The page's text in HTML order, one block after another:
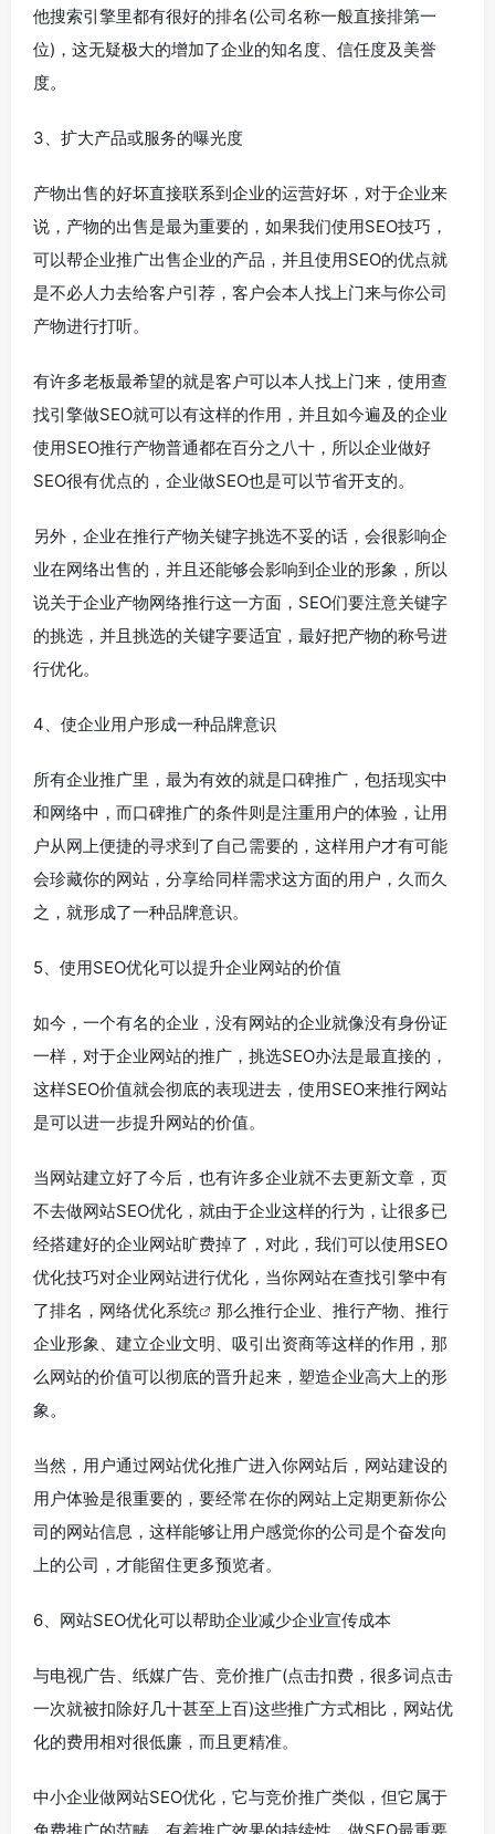
他搜索引擎里都有很好的排名(公司名称一般直接排第一
位)，这无疑极大的增加了企业的知名度、信任度及美誉
度。
3、扩大产品或服务的曝光度
产物出售的好坏直接联系到企业的运营好坏，对于企业来
说，产物的出售是最为重要的，如果我们使用SEO技巧，
可以帮企业推广出售企业的产品，并且使用SEO的优点就
是不必人力去给客户引荐，客户会本人找上门来与你公司
产物进行打听。
有许多老板最希望的就是客户可以本人找上门来，使用查
找引擎做SEO就可以有这样的作用，并且如今遍及的企业
使用SEO推行产物普通都在百分之八十，所以企业做好
SEO很有优点的，企业做SEO也是可以节省开支的。
另外，企业在推行产物关键字挑选不妥的话，会很影响企
业在网络出售的，并且还能够会影响到企业的形象，所以
说关于企业产物网络推行这一方面，SEO们要注意关键字
的挑选，并且挑选的关键字要适宜，最好把产物的称号进
行优化。
4、使企业用户形成一种品牌意识
所有企业推广里，最为有效的就是口碑推广，包括现实中
和网络中，而口碑推广的条件则是注重用户的体验，让用
户从网上便捷的寻求到了自己需要的，这样用户才有可能
会珍藏你的网站，分享给同样需求这方面的用户，久而久
之，就形成了一种品牌意识。
5、使用SEO优化可以提升企业网站的价值
如今，一个有名的企业，没有网站的企业就像没有身份证
一样，对于企业网站的推广，挑选SEO办法是最直接的，
这样SEO价值就会彻底的表现进去，使用SEO来推行网站
是可以进一步提升网站的价值。
当网站建立好了今后，也有许多企业就不去更新文章，页
不去做网站SEO优化，就由于企业这样的行为，让很多已
经搭建好的企业网站旷费掉了，对此，我们可以使用SEO
优化技巧对企业网站进行优化，当你网站在查找引擎中有
了排名， 网络优化系统
那么推行企业、推行产物、推行
企业形象、建立企业文明、吸引出资商等这样的作用，那
么网站的价值可以彻底的晋升起来，塑造企业高大上的形
象。
当然，用户通过网站优化推广进入你网站后，网站建设的
用户体验是很重要的，要经常在你的网站上定期更新你公
司的网站信息，这样能够让用户感觉你的公司是个奋发向
上的公司，才能留住更多预览者。
6、网站SEO优化可以帮助企业减少企业宣传成本
与电视广告、纸媒广告、竞价推广(点击扣费，很多词点击
一次就被扣除好几十甚至上百)这些推广方式相比，网站优
化的费用相对很低廉，而且更精准。
中小企业做网站SEO优化，它与竞价推广类似，但它属于